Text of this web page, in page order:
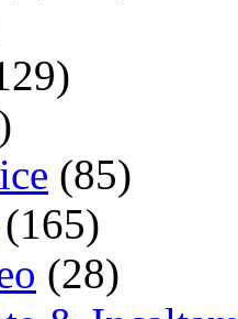
(85)
(165)
(28)